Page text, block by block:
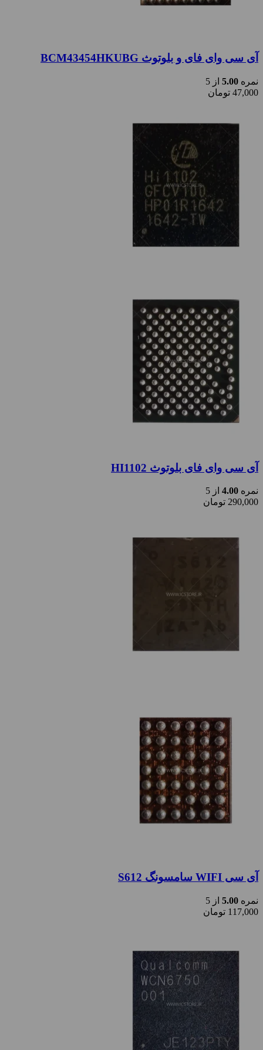
آی سی وای فای و بلوتوث BCM43454HKUBG
نمره 5.00 از 5
47,000 تومان
آی سی وای فای بلوتوث HI1102
نمره 4.00 از 5
290,000 تومان
آی سی WIFI سامسونگ S612
نمره 5.00 از 5
117,000 تومان